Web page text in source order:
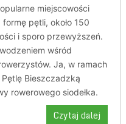
miejscowości
pętli, około 150
i sporo przewyższeń.
wśród
Ja, w ramach
Bieszczadzką
rowerowego siodełka.
Czytaj dalej